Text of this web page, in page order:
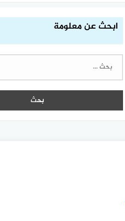
ابحث عن معلومة
البحث